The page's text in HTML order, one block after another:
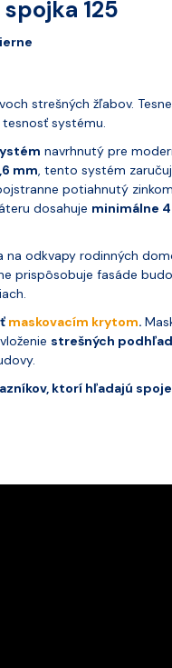
125
strešných žľabov.
systému.
navrhnutý pre
mm, tento systém
potiahnutý
dosahuje minimálne
na odkvapy rodinných
prispôsobuje fasáde
maskovacím krytom.
strešných
ktorí hľadajú